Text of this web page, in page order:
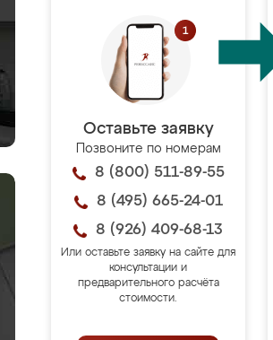
Оставьте заявку
Позвоните по номерам
8 (800) 511-89-55
8 (495) 665-24-01
8 (926) 409-68-13
Или оставьте заявку на сайте для
консультации и
предварительного расчёта
стоимости.